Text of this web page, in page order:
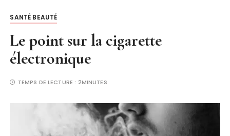
SANTÉ BEAUTÉ
Le point sur la cigarette
électronique
TEMPS DE LECTURE : 2MINUTES